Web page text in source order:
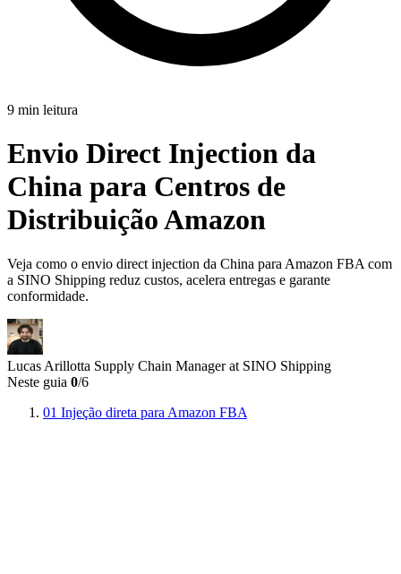
9 min leitura
Envio Direct Injection da
China para Centros de
Distribuição Amazon
Veja como o envio direct injection da China para Amazon FBA com
a SINO Shipping reduz custos, acelera entregas e garante
conformidade.
Lucas Arillotta Supply Chain Manager at SINO Shipping
Neste guia 0/6
01 Injeção direta para Amazon FBA